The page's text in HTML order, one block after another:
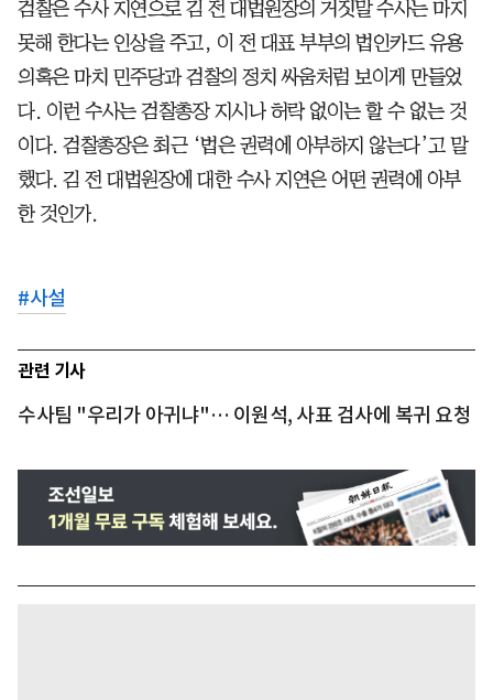
검찰은 수사 지연으로 김 전 대법원장의 거짓말 수사는 마지
못해 한다는 인상을 주고, 이 전 대표 부부의 법인카드 유용
의혹은 마치 민주당과 검찰의 정치 싸움처럼 보이게 만들었
다. 이런 수사는 검찰총장 지시나 허락 없이는 할 수 없는 것
이다. 검찰총장은 최근 ‘법은 권력에 아부하지 않는다’고 말
했다. 김 전 대법원장에 대한 수사 지연은 어떤 권력에 아부
한 것인가.
#사설
관련 기사
수사팀 "우리가 아귀냐"… 이원석, 사표 검사에 복귀 요청